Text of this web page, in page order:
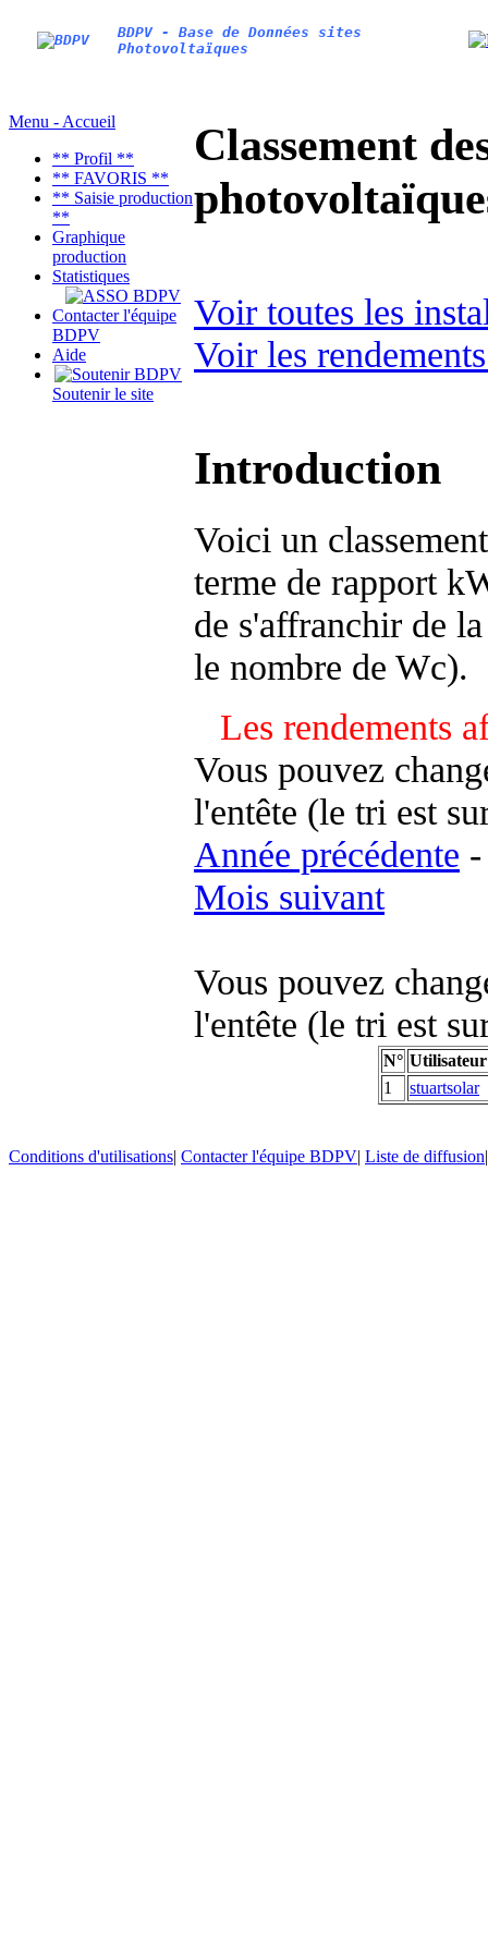
BDPV - Base de Données sites
Photovoltaïques
Menu - Accueil
** Profil **
** FAVORIS **
** Saisie production
**
Graphique
production
Statistiques
Contacter l'équipe
BDPV
Aide
Soutenir le site
Classement
Voir toutes les
Voir les
Introduction
Voici un
terme de rapport
de s'affranchir de
le nombre de Wc).
Les rendements
Vous pouvez
l'entête (le tri est
Année précédente -
Mois suivant
Vous pouvez
l'entête (le tri est
N° Utilisateur
1
stuartsolar
Conditions d'utilisations| Contacter l'équipe BDPV| Liste de diffusion